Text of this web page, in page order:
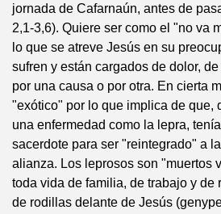
jornada de Cafarnaún, antes de
2,1-3,6). Quiere ser como el "no va
lo que se atreve Jesús en su
sufren y están cargados de dolor,
por una causa o por otra. En cierta
"exótico" por lo que implica de que,
una enfermedad como la lepra,
sacerdote para ser "reintegrado" a
alianza. Los leprosos son "muertos
toda vida de familia, de trabajo y de
de rodillas delante de Jesús